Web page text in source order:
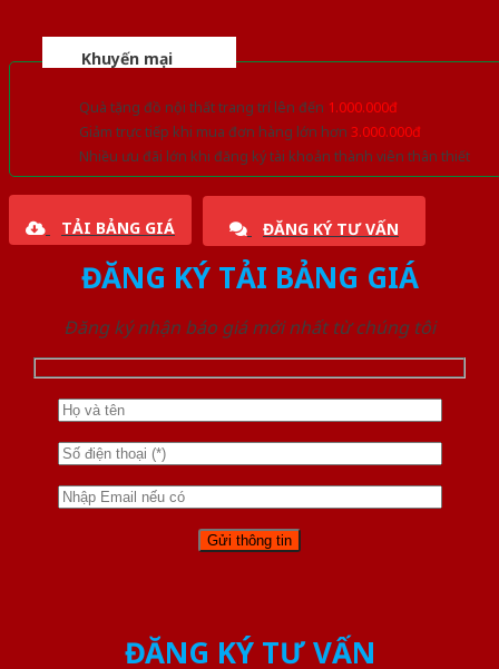
Khuyến mại
Quà tặng đồ nội thất trang trí lên đến 1.000.000đ
Giảm trực tiếp khi mua đơn hàng lớn hơn 3.000.000đ
Nhiều ưu đãi lớn khi đăng ký tài khoản thành viên thân thiết
TẢI BẢNG GIÁ ĐĂNG KÝ TƯ VẤN
ĐĂNG KÝ TẢI BẢNG GIÁ
Đăng ký nhận báo giá mới nhất từ chúng tôi
ĐĂNG KÝ TƯ VẤN